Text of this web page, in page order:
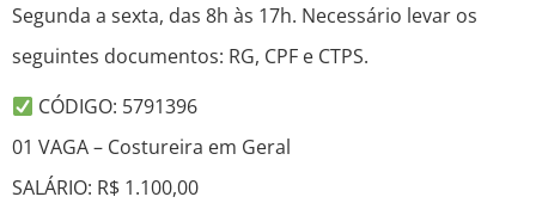
Segunda a sexta, das 8h às 17h. Necessário levar os
seguintes documentos: RG, CPF e CTPS.
CÓDIGO: 5791396
01 VAGA – Costureira em Geral
SALÁRIO: R$ 1.100,00